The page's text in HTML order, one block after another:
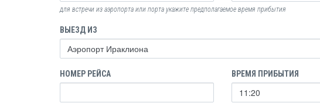
для встречи из аэропорта или порта укажите предполагаемое время прибытия
ВЫЕЗД ИЗ
НОМЕР РЕЙСА ВРЕМЯ ПРИБЫТИЯ